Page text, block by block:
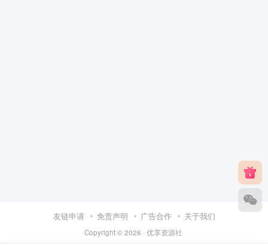
友链申请 免责声明 广告合作 关于我们
Copyright © 2026 · 优享资源社